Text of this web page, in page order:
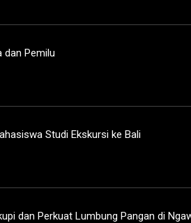
dan Pemilu
Studi Ekskursi ke Bali
dan Perkuat Lumbung Pangan di